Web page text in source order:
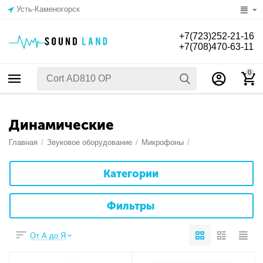
Усть-Каменогорск
+7(723)252-21-16
+7(708)470-63-11
0
Динамические
Главная / Звуковое оборудование / Микрофоны /
Категории
Фильтры
От А до Я